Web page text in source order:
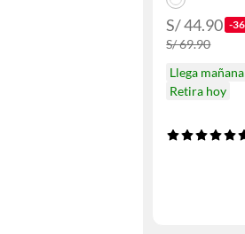
S/ 44.90 -
S/ 69.90
Llega mañana
Retira hoy